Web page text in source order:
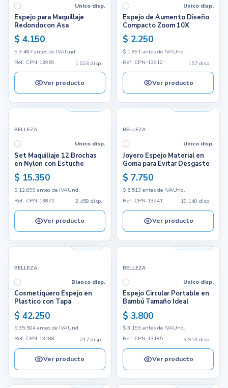
Unico disp.
Espejo para Maquillaje
Redondocon Asa
$ 4.150
$ 3.487 antes de IVAUnd.
Ref. CPN-13969
1.023 disp.
Ver producto
Unico disp.
Espejo de Aumento Diseño
Compacto Zoom 10X
$ 2.250
$ 1.891 antes de IVAUnd.
Ref. CPN-13912
157 disp.
Ver producto
BELLEZA
Unico disp.
Set Maquillaje 12 Brochas
en Nylon con Estuche
$ 15.350
$ 12.899 antes de IVAUnd.
Ref. CPN-13872
2.458 disp.
Ver producto
BELLEZA
Unico disp.
Joyero Espejo Material en
Goma para Evitar Desgaste
$ 7.750
$ 6.513 antes de IVAUnd.
Ref. CPN-13241
19.140 disp.
Ver producto
217 disp.
BELLEZA
Blanco disp.
Cosmetiquero Espejo en
Plastico con Tapa
$ 42.250
$ 35.504 antes de IVAUnd.
Ref. CPN-13188
217 disp.
Ver producto
3.913 disp.
BELLEZA
Unico disp.
Espejo Circular Portable en
Bambú Tamaño Ideal
$ 3.800
$ 3.193 antes de IVAUnd.
Ref. CPN-13185
3.913 disp.
Ver producto